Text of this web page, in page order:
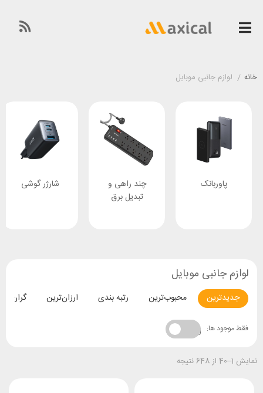
خانه / لوازم جانبی موبایل
لوازم جانبی موبایل
جدیدترین محبوب‌ترین رتبه بندی ارزان‌ترین
فقط موجود ها:
نمایش 1–40 از 648 نتیجه